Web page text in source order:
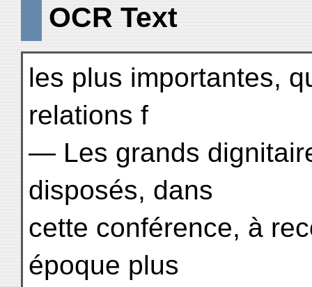
OCR Text
les plus importantes,
relations f
— Les grands
disposés, dans
cette conférence, à
époque plus